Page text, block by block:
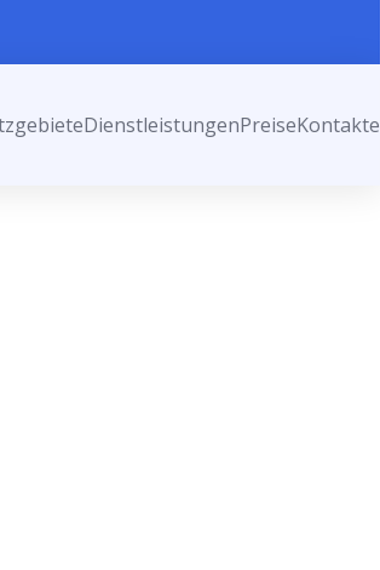
DienstleistungenPreiseKontakte